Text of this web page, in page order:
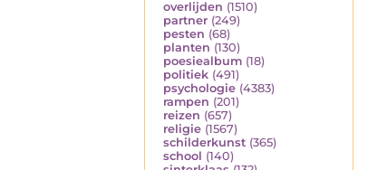
overlijden (1510)
partner (249)
pesten (68)
planten (130)
poesiealbum (18)
politiek (491)
psychologie (4383)
rampen (201)
reizen (657)
religie (1567)
schilderkunst (365)
school (140)